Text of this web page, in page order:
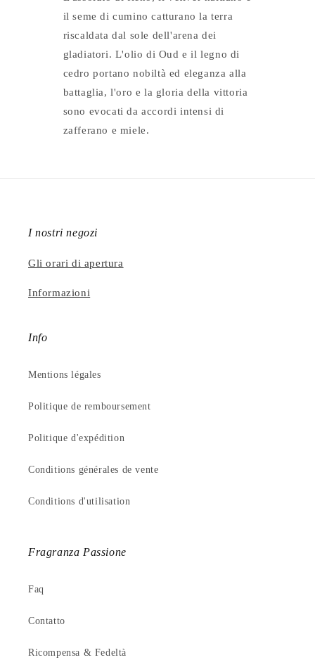
il seme di cumino catturano la terra
riscaldata dal sole dell'arena dei
gladiatori. L'olio di Oud e il legno di
cedro portano nobiltà ed eleganza alla
battaglia, l'oro e la gloria della vittoria
sono evocati da accordi intensi di
zafferano e miele.
I nostri negozi
Gli orari di apertura
Informazioni
Info
Mentions légales
Politique de remboursement
Politique d'expédition
Conditions générales de vente
Conditions d'utilisation
Fragranza Passione
Faq
Contatto
Ricompensa & Fedeltà